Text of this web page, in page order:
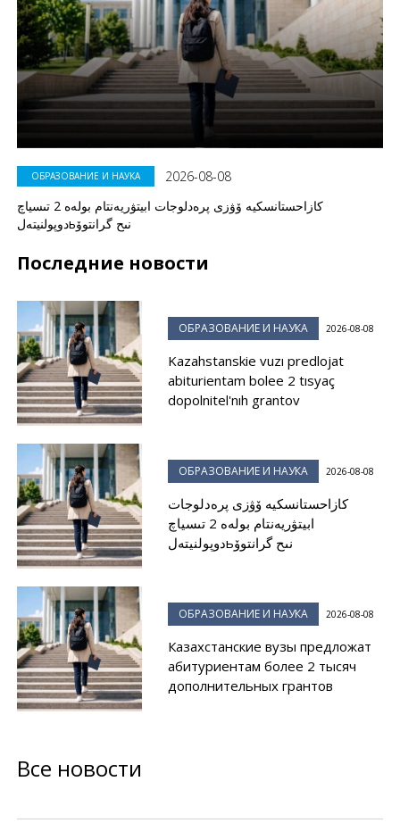
ОБРАЗОВАНИЕ И НАУКА
2026-08-08
كازاحستانسكيە ۆۋزى پرەدلوجات ابيتۋريەنتام بولەە 2 تىسياچ
دوپولنيتەلьنىح گرانتوۆ
Последние новости
ОБРАЗОВАНИЕ И НАУКА 2026-08-08
Kazahstanskie vuzı predlojat
abiturientam bolee 2 tısyaç
dopolnitel'nıh grantov
ОБРАЗОВАНИЕ И НАУКА 2026-08-08
كازاحستانسكيە ۆۋزى پرەدلوجات
ابيتۋريەنتام بولەە 2 تىسياچ
دوپولنيتەلьنىح گرانتوۆ
ОБРАЗОВАНИЕ И НАУКА 2026-08-08
Казахстанские вузы предложат
абитуриентам более 2 тысяч
дополнительных грантов
Все новости